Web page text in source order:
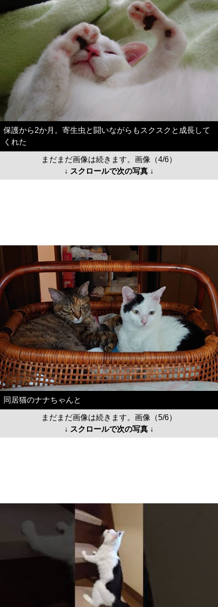
保護から2か月。寄生虫と闘いながらもスクスクと成長して
くれた
まだまだ画像は続きます。画像（4/6）
↓ スクロールで次の写真 ↓
同居猫のナナちゃんと
まだまだ画像は続きます。画像（5/6）
↓ スクロールで次の写真 ↓